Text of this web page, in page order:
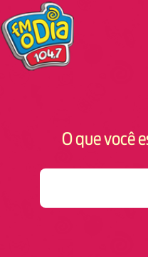
O que você